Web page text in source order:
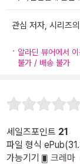
관심 저자, 시리즈
알라딘 뷰어에서
불가 / 배송 불가
세일즈포인트 21
파일 형식
가능기기
크레마